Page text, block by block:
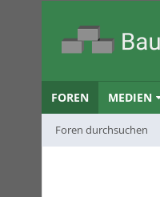
FOREN
Foren durchsuchen
MEDIEN